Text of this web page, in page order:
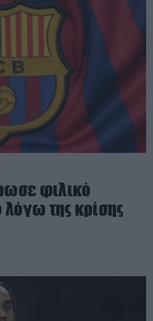
φιλικό
λόγω της κρίσης